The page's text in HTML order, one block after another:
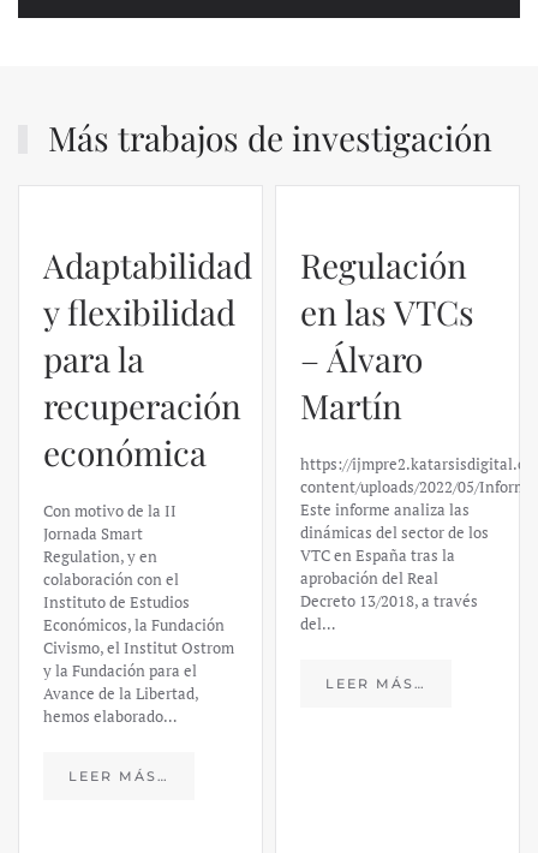
Más trabajos de investigación
Regulación
en las VTCs
– Álvaro
Martín
https://ijmpre2.katarsisdigital.com/wp-
content/uploads/2022/05/Informe_sobre_las_VTC.pdf
Este informe analiza las
dinámicas del sector de los
VTC en España tras la
aprobación del Real
Decreto 13/2018, a través
del…
LEER MÁS…
El caso de
Silicon
Valley Bank:
un análisis
financiero –
Daniel
Fernández